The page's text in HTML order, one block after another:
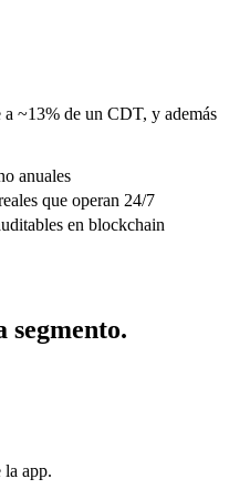
~13% de un CDT, y además
anuales
que operan 24/7
en blockchain
segmento.
la app.